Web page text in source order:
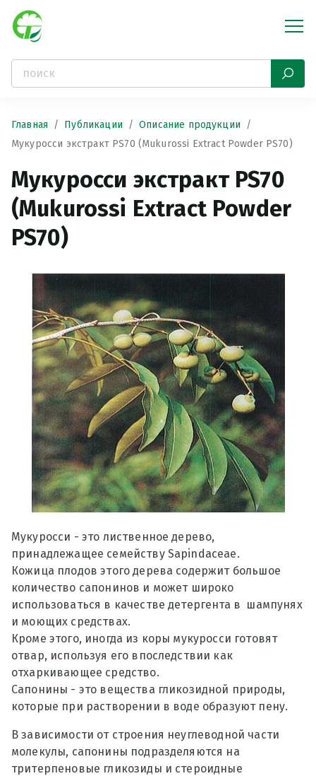
Главная Публикации
Описание продукции
Мукуросси экстракт PS70 (Mukurossi Extract Powder PS70)
Мукуросси экстракт PS70
(Mukurossi Extract Powder
PS70)
Мукуросси - это лиственное дерево,
принадлежащее семейству Sapindaceae.
Кожица плодов этого дерева содержит большое
количество сапонинов и может широко
использоваться в качестве детергента в шампунях
и моющих средствах.
Кроме этого, иногда из коры мукуросси готовят
отвар, используя его впоследствии как
отхаркивающее средство.
Сапонины - это вещества гликозидной природы,
которые при растворении в воде образуют пену.
В зависимости от строения неуглеводной части
молекулы, сапонины подразделяются на
тритерпеновые гликозиды и стероидные